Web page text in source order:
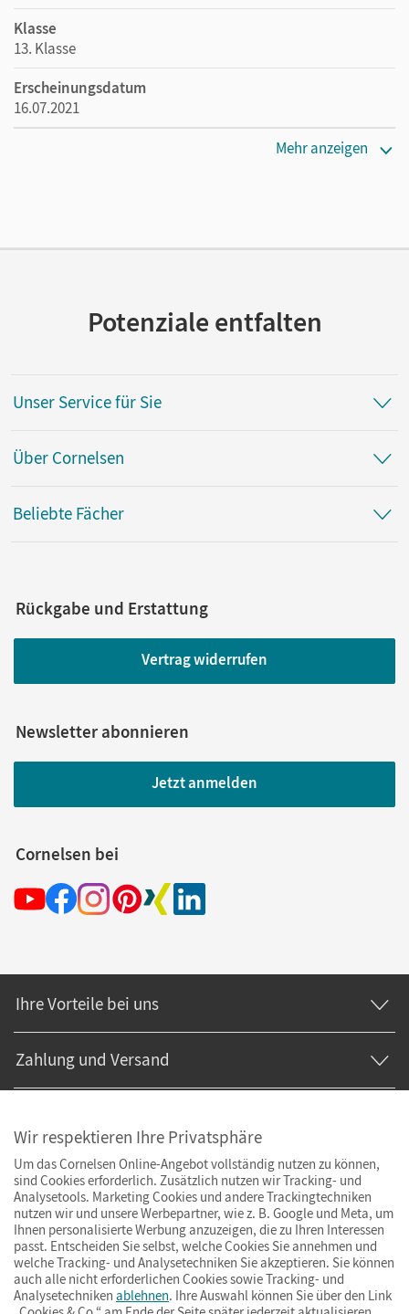
Klasse
13. Klasse
Erscheinungsdatum
16.07.2021
Mehr anzeigen
Potenziale entfalten
Unser Service für Sie
Über Cornelsen
Beliebte Fächer
Rückgabe und Erstattung
Vertrag widerrufen
Newsletter abonnieren
Jetzt anmelden
Cornelsen bei
Ihre Vorteile bei uns
Zahlung und Versand
Wir respektieren Ihre Privatsphäre
Um das Cornelsen Online-Angebot vollständig nutzen zu können,
sind Cookies erforderlich. Zusätzlich nutzen wir Tracking- und
Analysetools. Marketing Cookies und andere Trackingtechniken
nutzen wir und unsere Werbepartner, wie z. B. Google und Meta, um
Ihnen personalisierte Werbung anzuzeigen, die zu Ihren Interessen
passt. Entscheiden Sie selbst, welche Cookies Sie annehmen und
welche Tracking- und Analysetechniken Sie akzeptieren. Sie können
auch alle nicht erforderlichen Cookies sowie Tracking- und
Analysetechniken ablehnen. Ihre Auswahl können Sie über den Link